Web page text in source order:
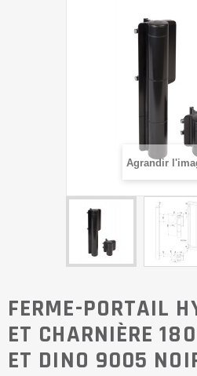
Agrandir
FERME-PORTAIL
ET CHARNIÈRE
ET DINO 9005